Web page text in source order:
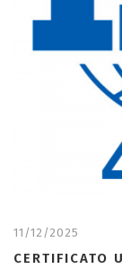
11/12/2025